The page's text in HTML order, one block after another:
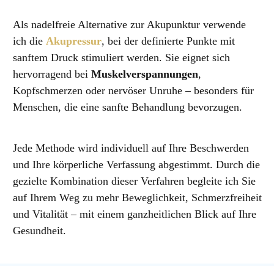
Als nadelfreie Alternative zur Akupunktur verwende
ich die Akupressur, bei der definierte Punkte mit
sanftem Druck stimuliert werden. Sie eignet sich
hervorragend bei Muskelverspannungen,
Kopfschmerzen oder nervöser Unruhe – besonders für
Menschen, die eine sanfte Behandlung bevorzugen.
Jede Methode wird individuell auf Ihre Beschwerden
und Ihre körperliche Verfassung abgestimmt. Durch die
gezielte Kombination dieser Verfahren begleite ich Sie
auf Ihrem Weg zu mehr Beweglichkeit, Schmerzfreiheit
und Vitalität – mit einem ganzheitlichen Blick auf Ihre
Gesundheit.